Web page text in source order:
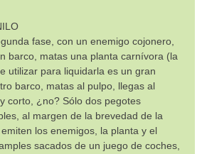
fase, con un enemigo cojonero,
barco, matas una planta carnívora (la
utilizar para liquidarla es un gran
barco, matas al pulpo, llegas al
corto, ¿no? Sólo dos pegotes
al margen de la brevedad de la
los enemigos, la planta y el
sacados de un juego de coches,